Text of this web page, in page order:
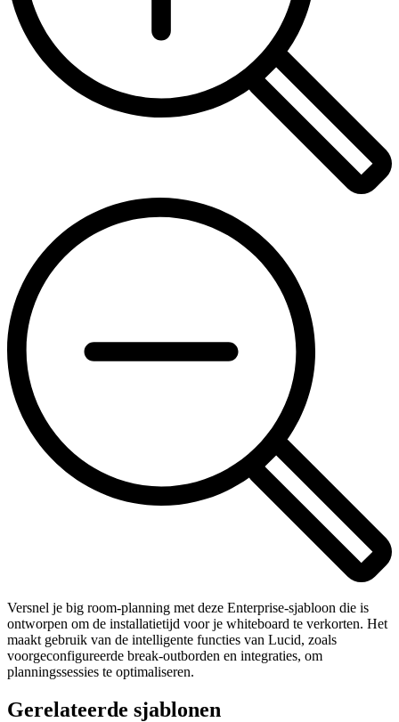
Versnel je big room-planning met deze Enterprise-sjabloon die is
ontworpen om de installatietijd voor je whiteboard te verkorten. Het
maakt gebruik van de intelligente functies van Lucid, zoals
voorgeconfigureerde break-outborden en integraties, om
planningssessies te optimaliseren.
Gerelateerde sjablonen